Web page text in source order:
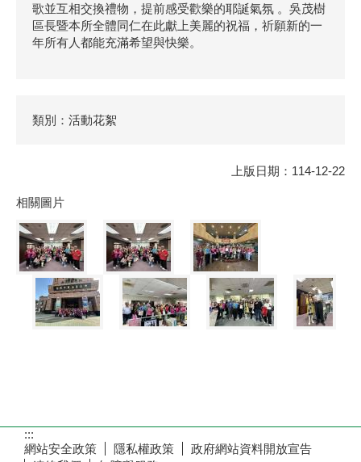
歌並互相交換禮物，提前感受歡樂的耶誕氣氛 。吳茂樹
區長暨本所全體同仁在此獻上美麗的祝福，祈願新的一
年所有人都能充滿希望與快樂。
類別：活動花絮
上版日期：114-12-22
相關圖片
:::
網站安全政策
隱私權政策
政府網站資料開放宣告